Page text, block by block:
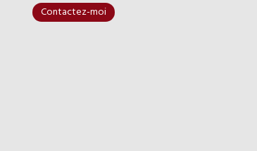
Contactez-moi